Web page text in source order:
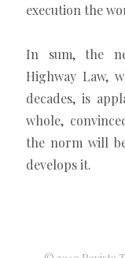
execution the
In sum, the
Highway Law,
decades, is
whole,
the norm will
develops it.